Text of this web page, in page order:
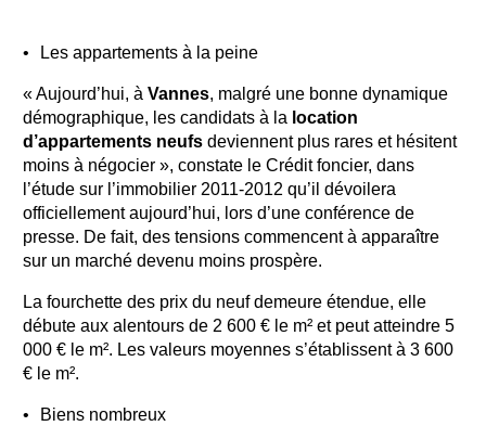
Les appartements à la peine
« Aujourd’hui, à Vannes, malgré une bonne dynamique
démographique, les candidats à la location
d’appartements neufs deviennent plus rares et hésitent
moins à négocier », constate le Crédit foncier, dans
l’étude sur l’immobilier 2011-2012 qu’il dévoilera
officiellement aujourd’hui, lors d’une conférence de
presse. De fait, des tensions commencent à apparaître
sur un marché devenu moins prospère.
La fourchette des prix du neuf demeure étendue, elle
débute aux alentours de 2 600 € le m² et peut atteindre 5
000 € le m². Les valeurs moyennes s’établissent à 3 600
€ le m².
Biens nombreux